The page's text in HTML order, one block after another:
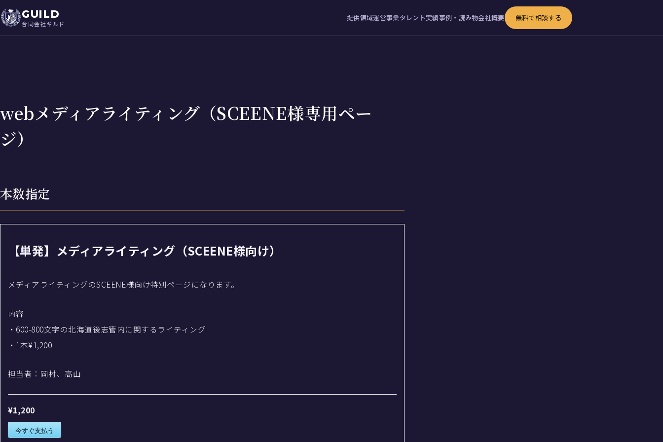
GUILD
合同会社ギルド
提供領域運営事業タレント実績事例・読み物会社概要 無料で相談する
webメディアライティング（SCEENE様専用ペー
ジ）
本数指定
【単発】メディアライティング（SCEENE様向け）
メディアライティングのSCEENE様向け特別ページになります。
内容
・600-800文字の北海道後志管内に関するライティング
・1本¥1,200
担当者：岡村、高山
¥1,200
今すぐ支払う